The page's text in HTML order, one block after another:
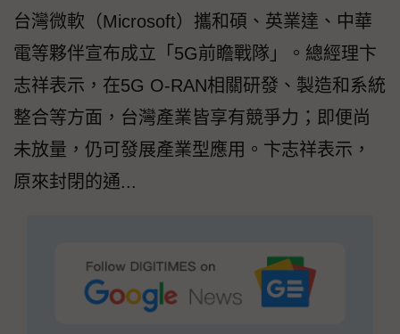
台灣微軟（Microsoft）攜和碩、英業達、中華
電等夥伴宣布成立「5G前瞻戰隊」。總經理卞
志祥表示，在5G O-RAN相關研發、製造和系統
整合等方面，台灣產業皆享有競爭力；即便尚
未放量，仍可發展產業型應用。卞志祥表示，
原來封閉的通...